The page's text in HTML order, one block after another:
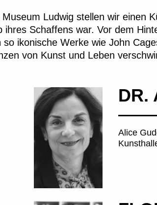
Museum Ludwig stellen wir einen
Schaffens war. Vor dem
ikonische Werke wie John
von Kunst und Leben
DR.
Alice